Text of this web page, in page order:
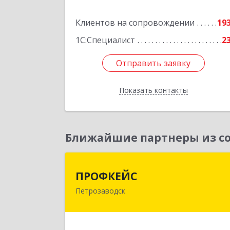
Клиентов на сопровождении
1С:Специалист
Отправить заявку
Показать контакты
Отправить заявку
Назад
Ближайшие партнеры из
ПРОФКЕЙС
Петрозаводск
185035, Карелия Респ, Петрозаводск г,